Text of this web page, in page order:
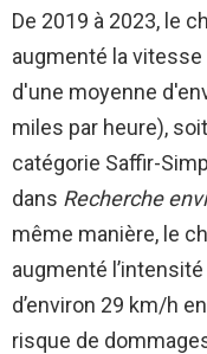
De 2019 à 2023, le
augmenté la
d'une moyenne
miles par heure),
catégorie Saffir-
dans Recherche
même manière, le
augmenté
d’environ 29 km/h
risque de